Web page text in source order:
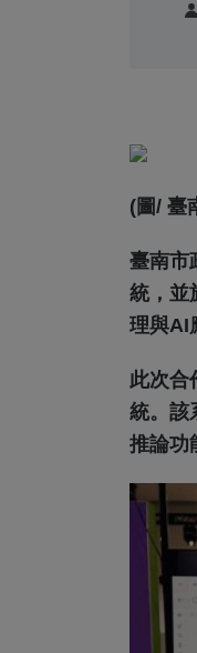
(圖/ 臺
臺南市
統，並
理與AI
此次合
統。該
推論功